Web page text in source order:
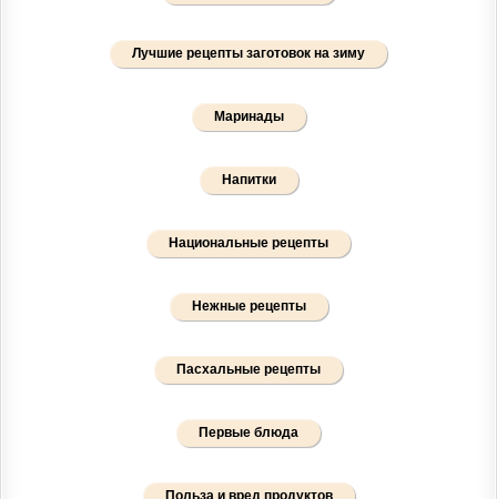
Лучшие рецепты заготовок на зиму
Маринады
Напитки
Национальные рецепты
Нежные рецепты
Пасхальные рецепты
Первые блюда
Польза и вред продуктов